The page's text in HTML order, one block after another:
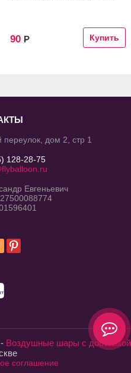
90 Р
переулок, дом 2, стр 1
128-28-75
Евгеньевич
Воздушные шары с доставкой
соглашение